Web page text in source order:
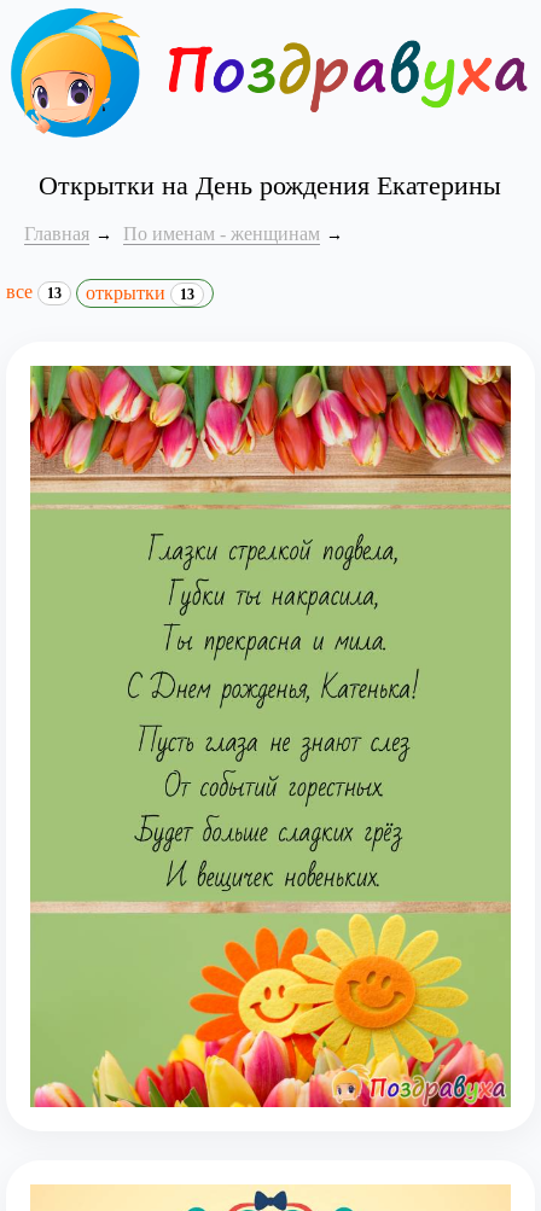
Открытки на День рождения Екатерины
Главная По именам - женщинам
все 13 открытки 13